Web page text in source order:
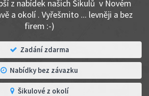
z nabídek našich Šikulů v Novém
a okolí . Vyřešmito ... levněji a bez
firem :-)
Zadání zdarma
Nabídky bez závazku
Šikulové z okolí